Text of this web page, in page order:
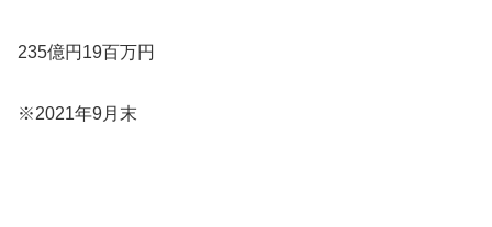
235億円19百万円
※2021年9月末